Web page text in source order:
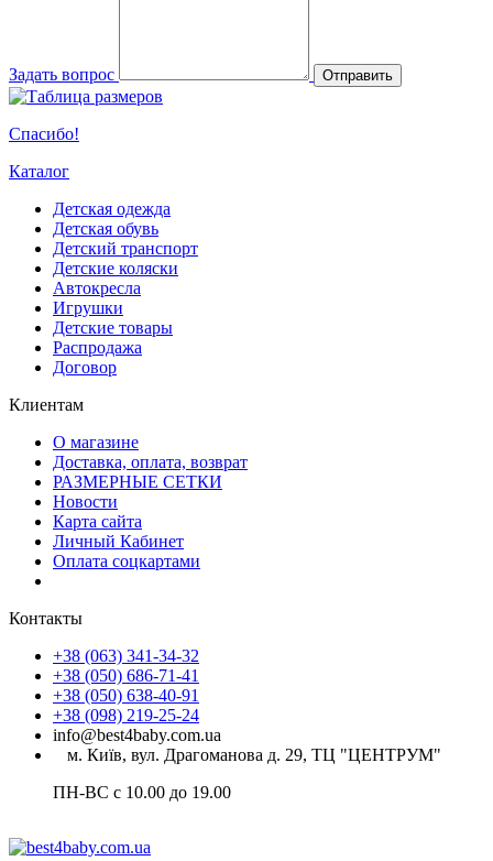
Задать вопрос Отправить
Спасибо!
Каталог
Детская одежда
Детская обувь
Детский транспорт
Детские коляски
Автокресла
Игрушки
Детские товары
Распродажа
Договор
Клиентам
О магазине
Доставка, оплата, возврат
РАЗМЕРНЫЕ СЕТКИ
Новости
Карта сайта
Личный Кабинет
Оплата соцкартами
Контакты
+38 (063) 341-34-32
+38 (050) 686-71-41
+38 (050) 638-40-91
+38 (098) 219-25-24
info@best4baby.com.ua
м. Київ, вул. Драгоманова д. 29, ТЦ "ЦЕНТРУМ"
ПН-ВС с 10.00 до 19.00